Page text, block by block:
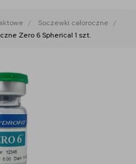
Soczewki całoroczne
Zero 6 Spherical 1 szt.